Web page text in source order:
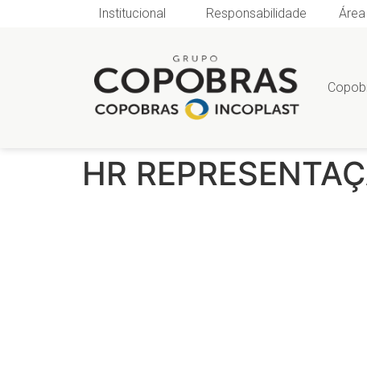
Institucional Responsabilidade
HR